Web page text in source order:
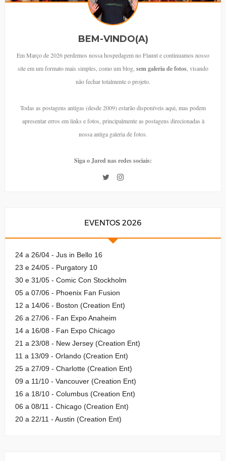
BEM-VINDO(A)
Em Março de 2026 perdemos nossa hospedagem no Flaunt e continuamos nosso
site em um formato mais simples, como um blog, sem galeria de fotos , visando
não fechar totalmente o projeto.
Todas as postagens antigas (desde 2009) estarão disponíveis aqui, mas podem
apresentar erros em links e fotos, principalmente as postagens direcionadas à
nossa antiga galeria de fotos.
Siga o Jared nas redes sociais:
EVENTOS 2026
24 a 26/04 - Jus in Bello 16
23 e 24/05 - Purgatory 10
30 e 31/05 - Comic Con Stockholm
05 a 07/06 - Phoenix Fan Fusion
12 a 14/06 - Boston (Creation Ent)
26 a 27/06 - Fan Expo Anaheim
14 a 16/08 - Fan Expo Chicago
21 a 23/08 - New Jersey (Creation Ent)
11 a 13/09 - Orlando (Creation Ent)
25 a 27/09 - Charlotte (Creation Ent)
09 a 11/10 - Vancouver (Creation Ent)
16 a 18/10 - Columbus (Creation Ent)
06 a 08/11 - Chicago (Creation Ent)
20 a 22/11 - Austin (Creation Ent)